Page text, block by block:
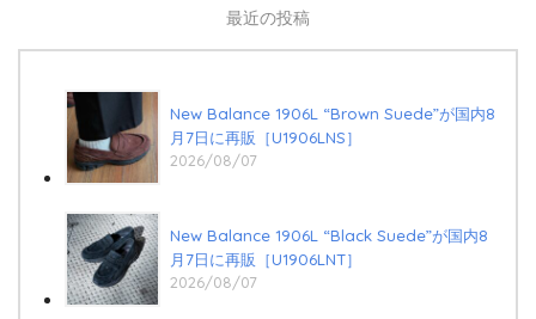
最近の投稿
New Balance 1906L “Brown Suede”が国内8
月7日に再販［U1906LNS］
2026/08/07
New Balance 1906L “Black Suede”が国内8
月7日に再販［U1906LNT］
2026/08/07